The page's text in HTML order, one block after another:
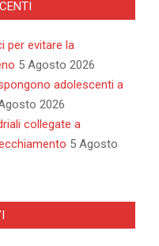
per evitare la
5 Agosto 2026
adolescenti a
2026
collegate a
5 Agosto